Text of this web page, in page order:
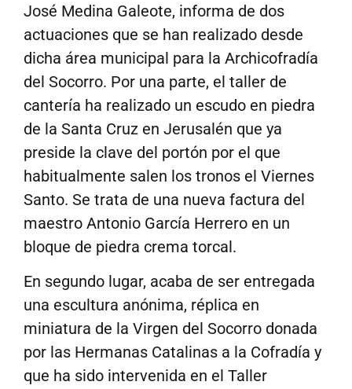
José Medina Galeote, informa de dos
actuaciones que se han realizado desde
dicha área municipal para la Archicofradía
del Socorro. Por una parte, el taller de
cantería ha realizado un escudo en piedra
de la Santa Cruz en Jerusalén que ya
preside la clave del portón por el que
habitualmente salen los tronos el Viernes
Santo. Se trata de una nueva factura del
maestro Antonio García Herrero en un
bloque de piedra crema torcal.
En segundo lugar, acaba de ser entregada
una escultura anónima, réplica en
miniatura de la Virgen del Socorro donada
por las Hermanas Catalinas a la Cofradía y
que ha sido intervenida en el Taller